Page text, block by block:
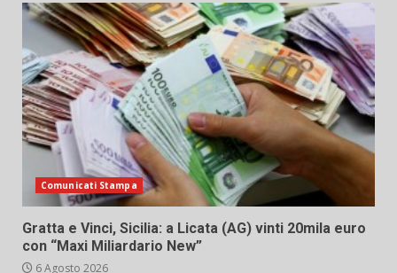
Comunicati Stampa
Gratta e Vinci, Sicilia: a Licata (AG) vinti 20mila euro
con “Maxi Miliardario New”
6 Agosto 2026